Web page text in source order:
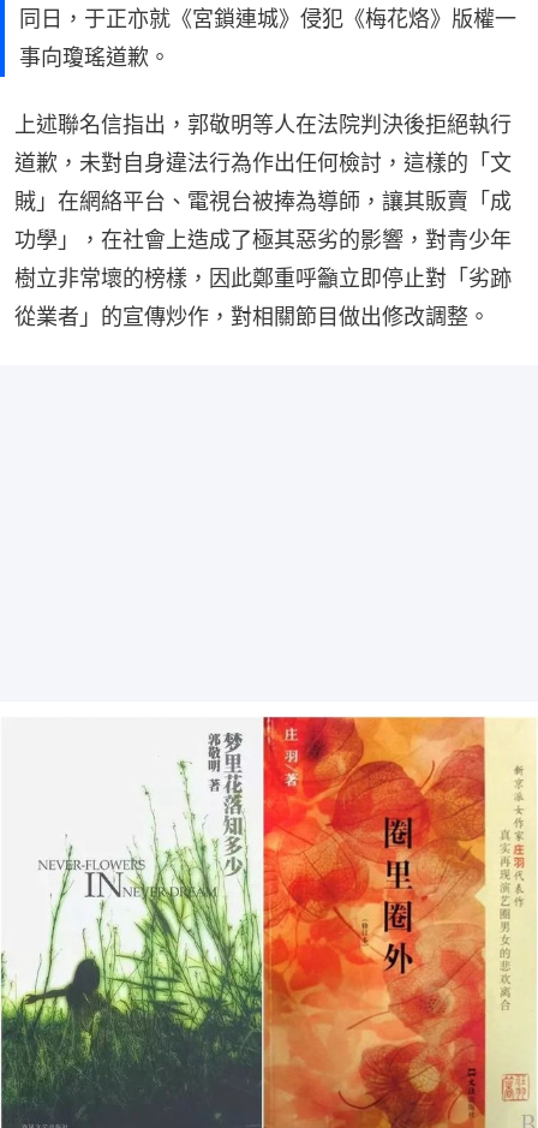
同日，于正亦就《宮鎖連城》侵犯《梅花烙》版權一
事向瓊瑤道歉。
上述聯名信指出，郭敬明等人在法院判決後拒絕執行
道歉，未對自身違法行為作出任何檢討，這樣的「文
賊」在網絡平台、電視台被捧為導師，讓其販賣「成
功學」，在社會上造成了極其惡劣的影響，對青少年
樹立非常壞的榜樣，因此鄭重呼籲立即停止對「劣跡
從業者」的宣傳炒作，對相關節目做出修改調整。